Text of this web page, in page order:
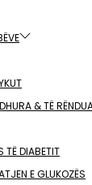
& TË
TË DIABETIT
E GLUKOZËS